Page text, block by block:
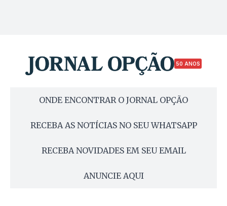
50 ANOS
ONDE ENCONTRAR O JORNAL OPÇÃO
RECEBA AS NOTÍCIAS NO SEU WHATSAPP
RECEBA NOVIDADES EM SEU EMAIL
ANUNCIE AQUI